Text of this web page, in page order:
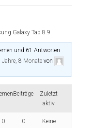
Galaxy Tab 8.9
und 61 Antworten
Jahre, 8 Monate von
Beiträge
Zuletzt
aktiv
0 0
Keine